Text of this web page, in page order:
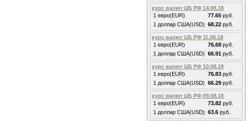
курс валют ЦБ РФ 14.08.18
1 евро(EUR)
77.65 руб.
1 доллар США(USD) 68.22 руб.
курс валют ЦБ РФ 11.08.18
1 евро(EUR)
76.68 руб.
1 доллар США(USD) 66.91 руб.
курс валют ЦБ РФ 10.08.18
1 евро(EUR)
76.83 руб.
1 доллар США(USD) 66.29 руб.
курс валют ЦБ РФ 09.08.18
1 евро(EUR)
73.82 руб.
1 доллар США(USD) 63.6 руб.